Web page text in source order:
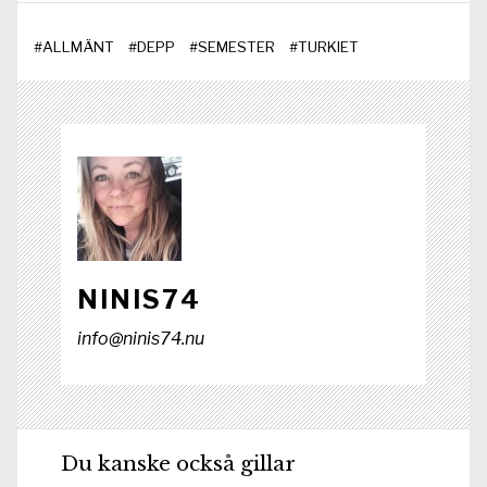
o
t
r
)
I
#ALLMÄNT #DEPP #SEMESTER #TURKIET
NINIS74
info@ninis74.nu
Du kanske också gillar